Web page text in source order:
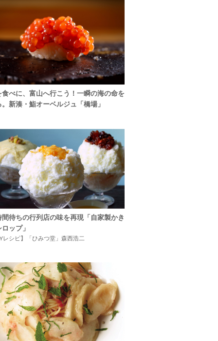
食べに、富山へ行こう！一瞬の海の命を
。新湊・鮨オーベルジュ「橋場」
間待ちの行列店の味を再現「自家製かき
ップ」
レシピ】「ひみつ堂」森西浩二